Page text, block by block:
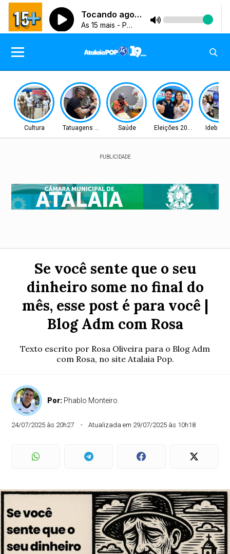
Cultura Tatuagens PremiadasSaúde Eleições 2026 Ideb
PUBLICIDADE
Se você sente que o seu
dinheiro some no final do
mês, esse post é para você |
Blog Adm com Rosa
Texto escrito por Rosa Oliveira para o Blog Adm
com Rosa, no site Atalaia Pop.
Por: Phablo Monteiro
24/07/2025 às 20h27 Atualizada em 29/07/2025 às 10h18